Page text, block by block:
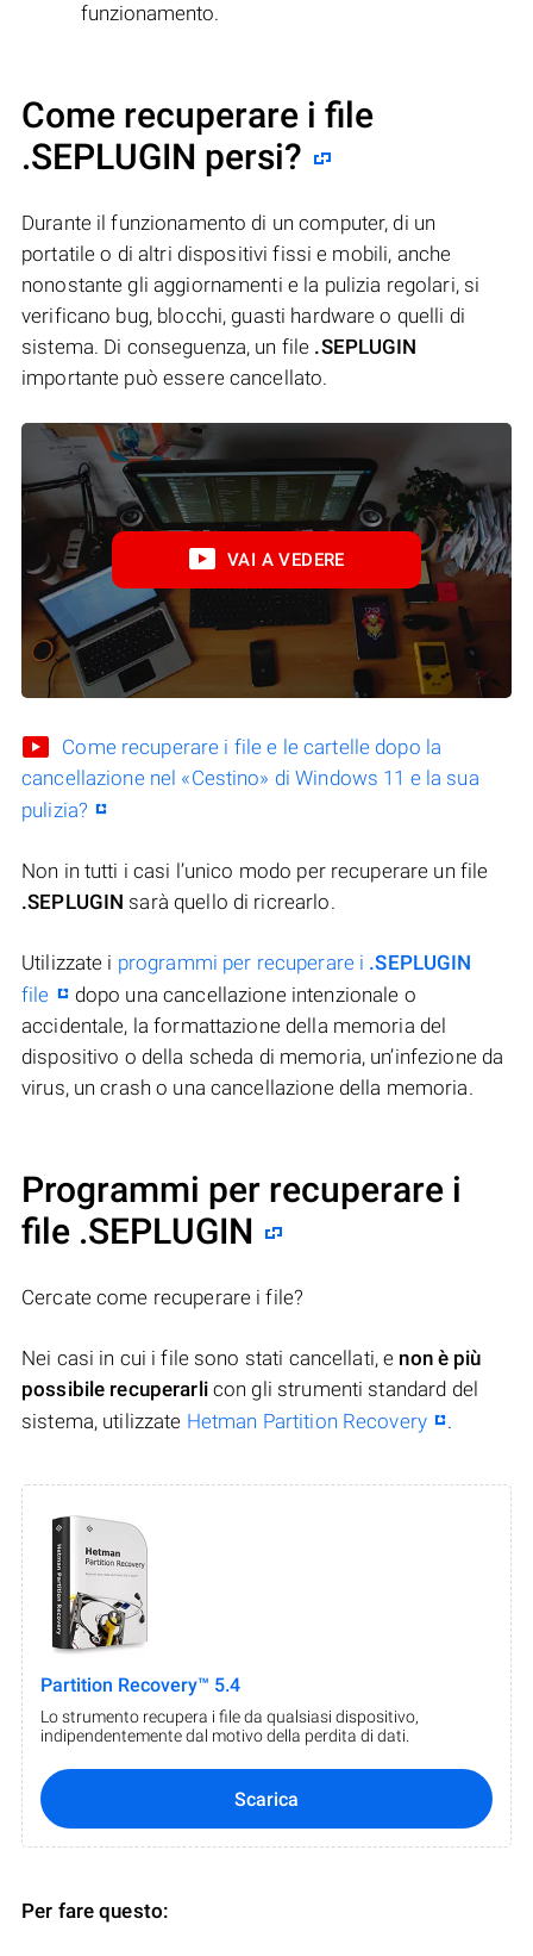
funzionamento.
Come recuperare i file
.SEPLUGIN persi?
Durante il funzionamento di un computer, di un
portatile o di altri dispositivi fissi e mobili, anche
nonostante gli aggiornamenti e la pulizia regolari, si
verificano bug, blocchi, guasti hardware o quelli di
sistema. Di conseguenza, un file .SEPLUGIN
importante può essere cancellato.
VAI A VEDERE
Come recuperare i file e le cartelle dopo la
cancellazione nel «Cestino» di Windows 11 e la sua
pulizia?
Non in tutti i casi l’unico modo per recuperare un file
.SEPLUGIN sarà quello di ricrearlo.
Utilizzate i programmi per recuperare i .SEPLUGIN
file
dopo una cancellazione intenzionale o
accidentale, la formattazione della memoria del
dispositivo o della scheda di memoria, un’infezione da
virus, un crash o una cancellazione della memoria.
Programmi per recuperare i
file .SEPLUGIN
Cercate come recuperare i file?
Nei casi in cui i file sono stati cancellati, e non è più
possibile recuperarlicon gli strumenti standard del
sistema, utilizzate Hetman Partition Recovery .
Partition Recovery™ 5.4
Lo strumento recupera i file da qualsiasi dispositivo,
indipendentemente dal motivo della perdita di dati.
Scarica
Per fare questo: